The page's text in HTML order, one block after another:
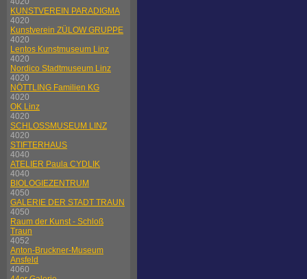
KUNSTVEREIN PARADIGMA
4020
Kunstverein ZÜLOW GRUPPE
4020
Lentos Kunstmuseum Linz
4020
Nordico Stadtmuseum Linz
4020
NÖTTLING Familien KG
4020
OK Linz
4020
SCHLOSSMUSEUM LINZ
4020
STIFTERHAUS
4040
ATELIER Paula CYDLIK
4040
BIOLOGIEZENTRUM
4050
GALERIE DER STADT TRAUN
4050
Raum der Kunst - Schloß
Traun
4052
Anton-Bruckner-Museum
Ansfeld
4060